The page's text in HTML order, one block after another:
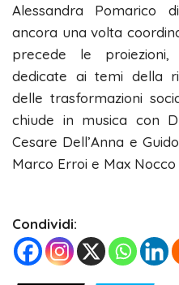
Alessandra Pomarico
ancora una volta
precede le proiezioni,
dedicate ai temi della
delle trasformazioni
chiude in musica con
Cesare Dell’Anna e
Marco Erroi e Max Nocco
Condividi: